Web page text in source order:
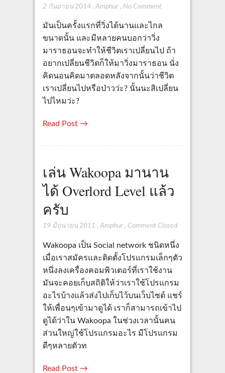
2 กันยายน 2014 , Amphur, No Comment
มันเป็นครั้งแรกที่วิ่งได้นานและไกล
ขนาดนั้น และมีหลายคนบอกว่าวิ่ง
มาราธอนจะทำให้ชีวิตเราเปลี่ยนไป ถ้า
อยากเปลี่ยนชีวิตก็ให้มาวิ่งมาราธอน นั่ง
คิดนอนคิดมาตลอดหลังจากนั้นว่าชีวิต
เราเปลี่ยนไปหรือป่าวว่ะ? นั้นนะสิเปลี่ยน
ไปไหมว่ะ?
Read Post →
เล่น Wakoopa มานาน
ได้ Overlord Level แล้ว
ครับ
19 มิถุนายน 2011 , Amphur, Comment Closed
Wakoopa เป็น Social network ชนิดหนึ่ง
เมื่อเราสมัครและติดตั้งโปรแกรมเล็กๆตัว
หนึ่งลงเครื่องคอมพิวเตอร์ที่เราใช้งาน
มันจะคอยเก็บสถิติให้ว่าเราใช้โปรแกรม
อะไรบ้างแล้วส่งไปเก็บไว้บนเว็บไซต์ แชร์
ให้เพื่อนๆเข้ามาดูได้ เราก็สามารถเข้าไป
ดูได้ว่าใน Wakoopa ในช่วงเวลานั้นคน
ส่วนใหญ่ใช้โปรแกรมอะไร มีโปรแกรม
ดีๆหลายตัวท
Read Post →